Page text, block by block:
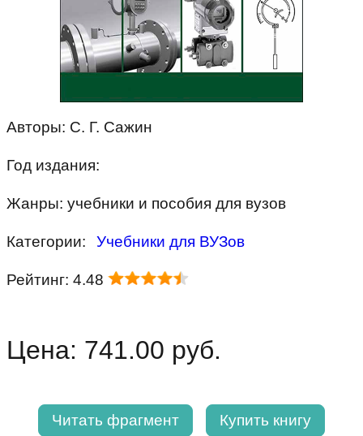
Авторы: С. Г. Сажин
Год издания:
Жанры: учебники и пособия для вузов
Категории: Учебники для ВУЗов
Рейтинг: 4.48
Цена: 741.00 руб.
Читать фрагмент Купить книгу